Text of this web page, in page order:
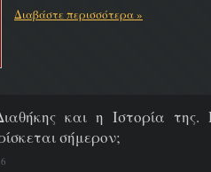
Διαβάστε περισσότερα »
και η Ιστορία της.
σήμερον;